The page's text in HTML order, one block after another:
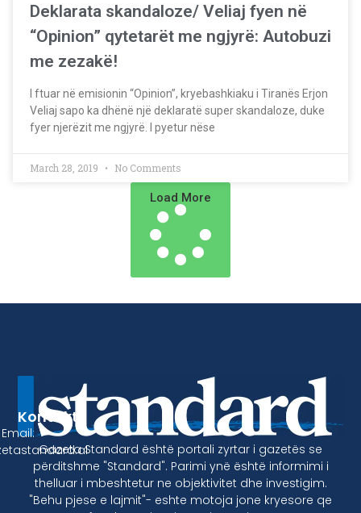
Deklarata skandaloze/ Veliaj fyen në
“Opinion” qytetarët me ngjyrë: Autobuzi
me zezakë!
I ftuar në emisionin “Opinion”, kryebashkiaku i Tiranës Erjon
Veliaj sapo ka dhënë një deklaratë super skandaloze, duke
fyer njerëzit me ngjyrë. I pyetur nëse
March 28, 2019 No Comments
Load More
Gazeta Standard është portali zyrtar i gazetës se
përditshme "Standard". Parimi ynë është informimi i
thelluar i mbeshtetur ne objektivitet dhe investigim.
"Behu pjese e lajmit"- eshte motoja jone kryesore qe
Kontakt
Email: